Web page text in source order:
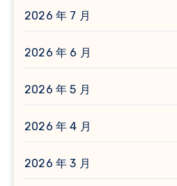
2026 年 7 月
2026 年 6 月
2026 年 5 月
2026 年 4 月
2026 年 3 月